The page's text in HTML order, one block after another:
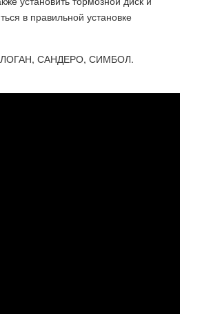
в правильной установке
САНДЕРО, СИМБОЛ.